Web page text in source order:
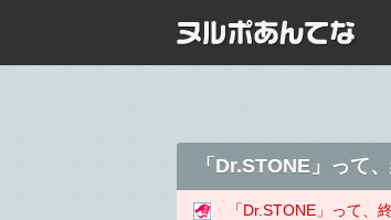
「Dr.STONE」って
「Dr.STONE」って、